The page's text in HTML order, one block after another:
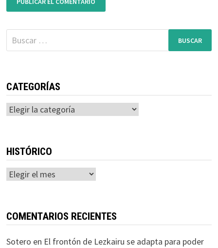
Buscar:
CATEGORÍAS
Categorías
HISTÓRICO
Histórico
COMENTARIOS RECIENTES
Sotero en El frontón de Lezkairu se adapta para poder